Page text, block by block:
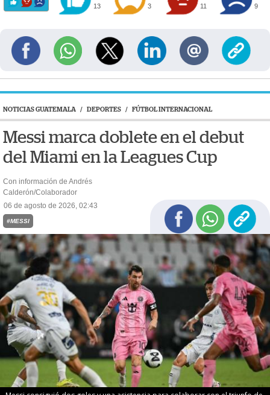
13 3 11 9
NOTICIAS GUATEMALA / DEPORTES / FÚTBOL INTERNACIONAL
Messi marca doblete en el debut
del Miami en la Leagues Cup
Con información de Andrés
Calderón/Colaborador
06 de agosto de 2026, 02:43
#MESSI